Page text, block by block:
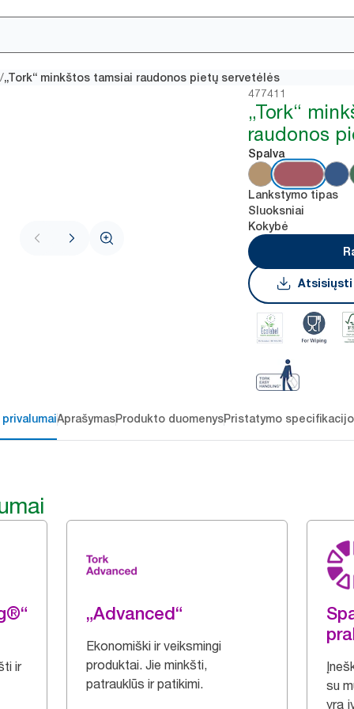
/„Tork“ minkštos tamsiai raudonos pietų servetėlės
477411
„Tork“
raudonos
Spalva
Lankstymo tipas
Sluoksniai
Kokybė
Atsisiųsti
AprašymasProdukto duomenysPristatymo
ir
„Advanced“
Ekonomiški ir veiksmingi
produktai. Jie minkšti,
patrauklūs ir patikimi.
su
yra